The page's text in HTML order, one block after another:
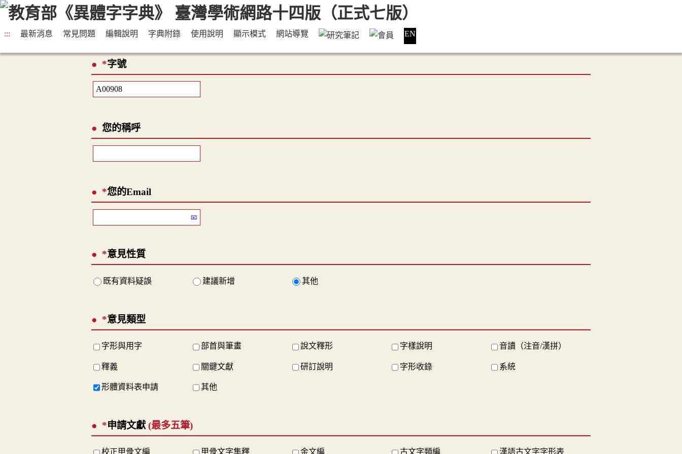
::: 最新消息 常見問題 編輯說明 字典附錄 使用說明 顯示模式 網站導覽 EN
*字號
您的稱呼
*您的Email
*意見性質
既有資料疑誤 建議新增 其他
*意見類型
字形與用字 部首與筆畫 說文釋形 字樣說明 音讀（注音/漢拼）
釋義 關鍵文獻 研訂說明 字形收錄 系統
形體資料表申請 其他
*申請文獻 (最多五筆)
校正甲骨文編 甲骨文字集釋 金文編 古文字類編 漢語古文字字形表